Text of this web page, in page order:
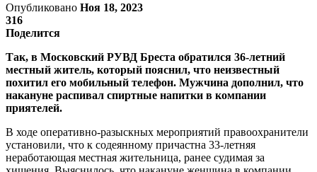
Опубликовано Ноя 18, 2023
316
Поделится
Так, в Московский РУВД Бреста обратился 36-летний
местный житель, который пояснил, что неизвестный
похитил его мобильный телефон. Мужчина дополнил, что
накануне распивал спиртные напитки в компании
приятелей.
В ходе оперативно-разыскных мероприятий правоохранители
установили, что к содеянному причастна 33-летняя
неработающая местная жительница, ранее судимая за